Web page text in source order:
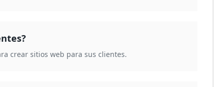
crear sitios web para sus clientes.